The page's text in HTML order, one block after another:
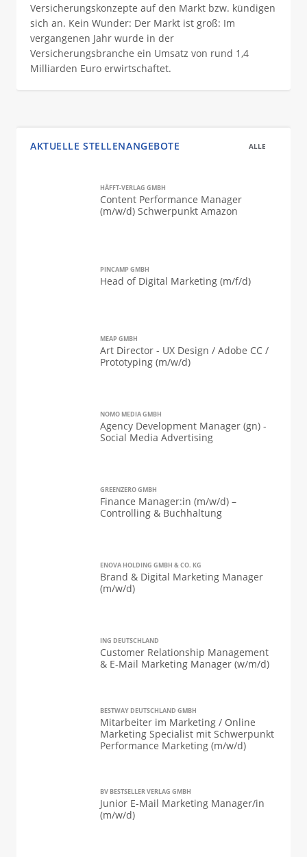
Versicherungskonzepte auf den Markt bzw. kündigen
sich an. Kein Wunder: Der Markt ist groß: Im
vergangenen Jahr wurde in der
Versicherungsbranche ein Umsatz von rund 1,4
Milliarden Euro erwirtschaftet.
AKTUELLE STELLENANGEBOTE ALLE
HÄFFT-VERLAG GMBH
Content Performance Manager
(m/w/d) Schwerpunkt Amazon
PINCAMP GMBH
Head of Digital Marketing (m/f/d)
MEAP GMBH
Art Director - UX Design / Adobe CC /
Prototyping (m/w/d)
NOMO MEDIA GMBH
Agency Development Manager (gn) -
Social Media Advertising
GREENZERO GMBH
Finance Manager:in (m/w/d) –
Controlling & Buchhaltung
ENOVA HOLDING GMBH & CO. KG
Brand & Digital Marketing Manager
(m/w/d)
ING DEUTSCHLAND
Customer Relationship Management
& E-Mail Marketing Manager (w/m/d)
BESTWAY DEUTSCHLAND GMBH
Mitarbeiter im Marketing / Online
Marketing Specialist mit Schwerpunkt
Performance Marketing (m/w/d)
BV BESTSELLER VERLAG GMBH
Junior E-Mail Marketing Manager/in
(m/w/d)